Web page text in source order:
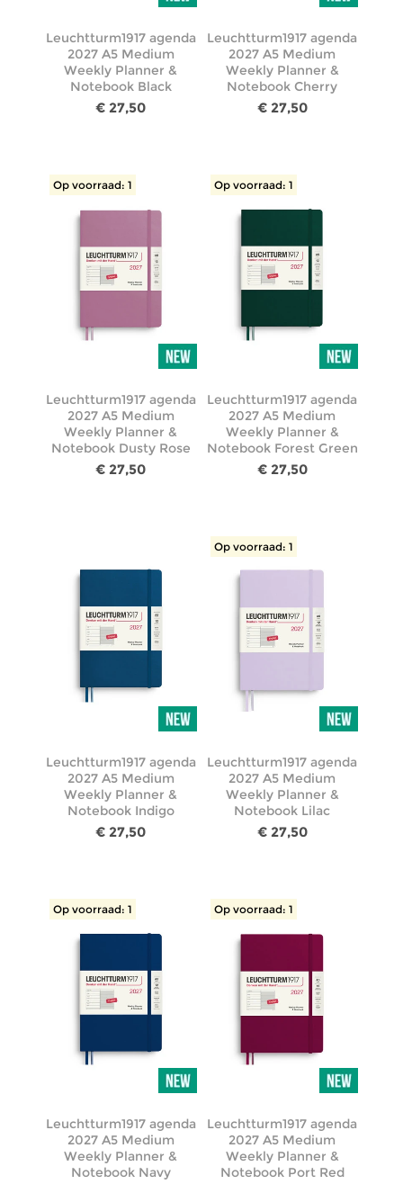
Leuchtturm1917 agenda
2027 A5 Medium
Weekly Planner &
Notebook Black
€ 27,50
Leuchtturm1917 agenda
2027 A5 Medium
Weekly Planner &
Notebook Cherry
€ 27,50
Op voorraad: 1
Leuchtturm1917 agenda
2027 A5 Medium
Weekly Planner &
Notebook Dusty Rose
€ 27,50
Op voorraad: 1
Leuchtturm1917 agenda
2027 A5 Medium
Weekly Planner &
Notebook Forest Green
€ 27,50
Leuchtturm1917 agenda
2027 A5 Medium
Weekly Planner &
Notebook Indigo
€ 27,50
Op voorraad: 1
Leuchtturm1917 agenda
2027 A5 Medium
Weekly Planner &
Notebook Lilac
€ 27,50
Op voorraad: 1
Leuchtturm1917 agenda
2027 A5 Medium
Weekly Planner &
Notebook Navy
Op voorraad: 1
Leuchtturm1917 agenda
2027 A5 Medium
Weekly Planner &
Notebook Port Red